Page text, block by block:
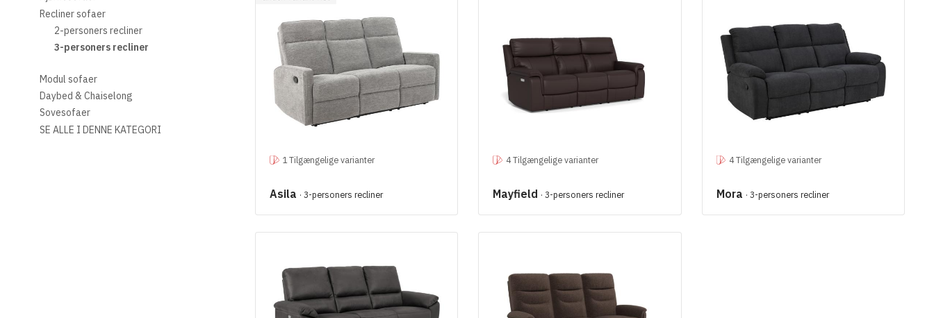
Recliner sofaer
2-personers recliner
3-personers recliner
Modul sofaer
Daybed & Chaiselong
Sovesofaer
SE ALLE I DENNE KATEGORI
1 Tilgængelige varianter
Asila · 3-personers recliner
4 Tilgængelige varianter
Mayfield · 3-personers recliner
4 Tilgængelige varianter
Mora · 3-personers recliner